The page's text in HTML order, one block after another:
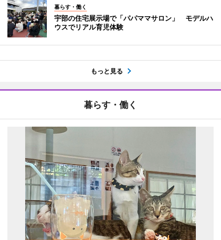
暮らす・働く
宇部の住宅展示場で「パパママサロン」 モデルハ
ウスでリアル育児体験
もっと見る
暮らす・働く